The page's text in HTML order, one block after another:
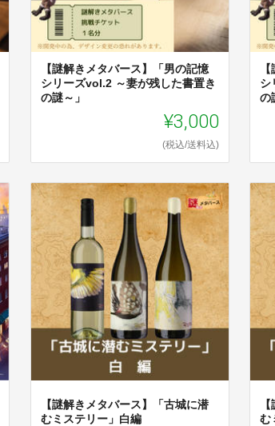
【謎解きメタバース】「男の記憶
シリーズvol.2 ～妻が残した書置き
の謎～」
¥3,000
(税込/送料込)
シ
の
【謎解きメタバース】「古城に潜
むミステリー」白編
む